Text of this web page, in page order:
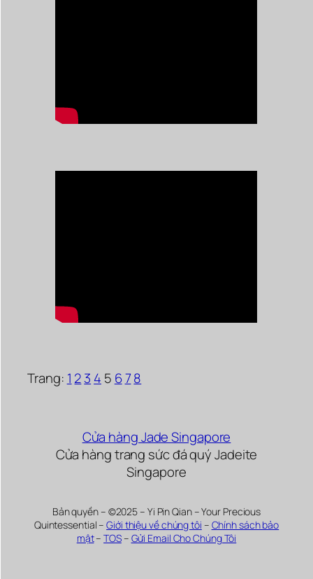
Trang: 1 23 4 5 678
Cửa hàng Jade Singapore
Cửa hàng trang sức đá quý Jadeite
Singapore
Bản quyền – ©2025 – Yi Pin Qian – Your Precious
Quintessential –Giới thiệu về chúng tôi – Chính sách bảo
mật–TOS– Gửi Email Cho Chúng Tôi